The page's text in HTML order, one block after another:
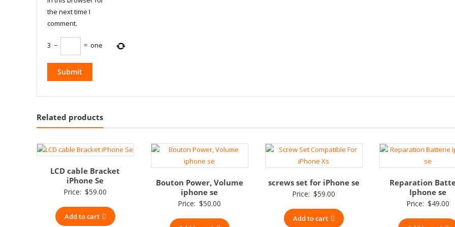
the next time I
comment.
3 − = one
Related products
LCD cable Bracket
iPhone Se
Price: $59.00
Add to cart
Bouton Power, Volume
iphone se
Price: $50.00
screws set for iPhone se
Price: $59.00
Add to cart
Reparation
Iphone se
Price: $49.00